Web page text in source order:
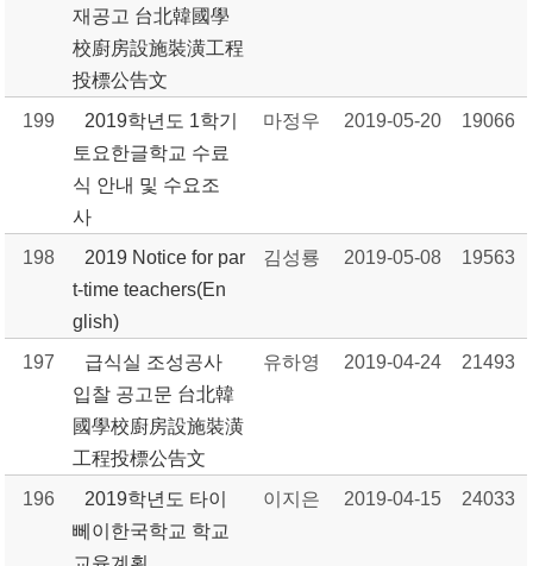
재공고 台北韓國學
校廚房設施裝潢工程
投標公告文
199
2019학년도 1학기
토요한글학교 수료
식 안내 및 수요조
사
마정우 2019-05-20 19066
198
2019 Notice for par
t-time teachers(En
glish)
김성룡 2019-05-08 19563
197
급식실 조성공사
입찰 공고문 台北韓
國學校廚房設施裝潢
工程投標公告文
유하영 2019-04-24 21493
196
2019학년도 타이
뻬이한국학교 학교
이지은 2019-04-15 24033